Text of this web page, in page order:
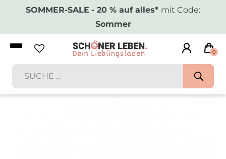
SOMMER-SALE - 20 % auf alles* mit Code:
Sommer
0